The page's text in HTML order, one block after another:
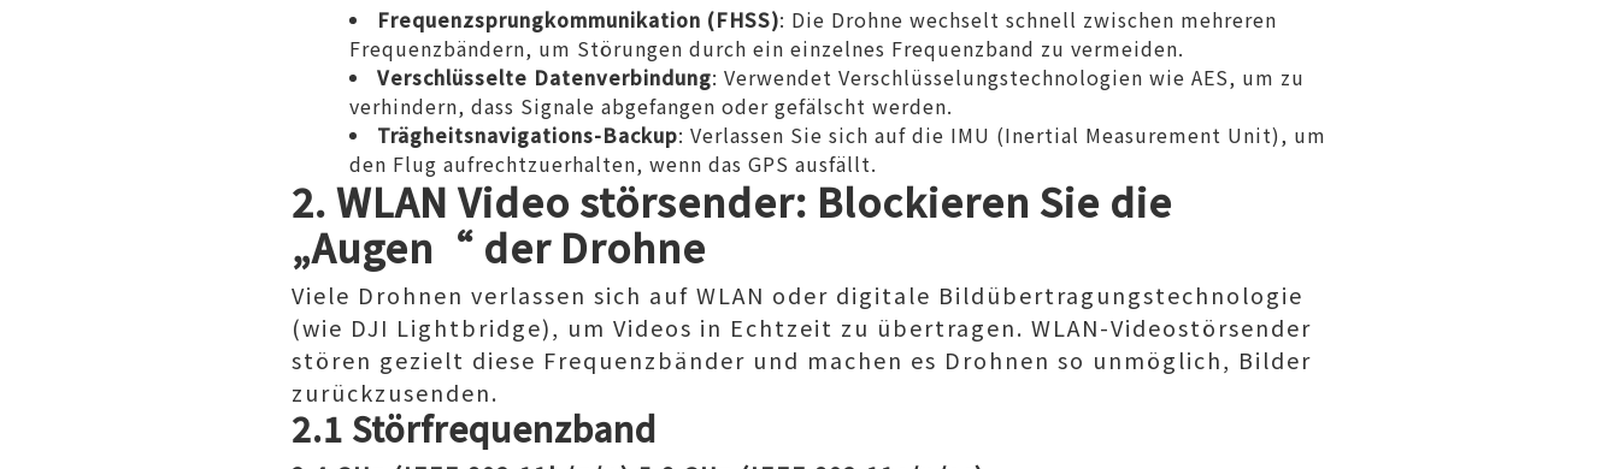
Frequenzsprungkommunikation (FHSS): Die Drohne wechselt schnell zwischen mehreren
Frequenzbändern, um Störungen durch ein einzelnes Frequenzband zu vermeiden.
Verschlüsselte Datenverbindung: Verwendet Verschlüsselungstechnologien wie AES, um zu
verhindern, dass Signale abgefangen oder gefälscht werden.
Trägheitsnavigations-Backup: Verlassen Sie sich auf die IMU (Inertial Measurement Unit), um
den Flug aufrechtzuerhalten, wenn das GPS ausfällt.
2.WLAN Video störsender: Blockieren Sie die
„Augen“ der Drohne
Viele Drohnen verlassen sich auf WLAN oder digitale Bildübertragungstechnologie
(wie DJI Lightbridge), um Videos in Echtzeit zu übertragen. WLAN-Videostörsender
stören gezielt diese Frequenzbänder und machen es Drohnen so unmöglich, Bilder
zurückzusenden.
2.1 Störfrequenzband